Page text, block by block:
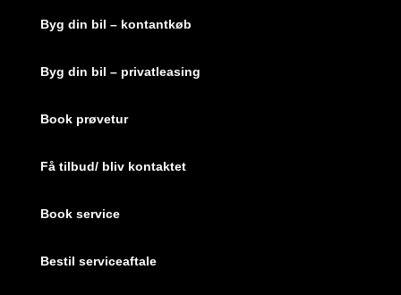
Byg din bil – kontantkøb
Byg din bil – privatleasing
Book prøvetur
Få tilbud/ bliv kontaktet
Book service
Bestil serviceaftale